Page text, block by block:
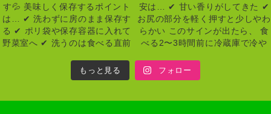
もっと見る フォロー